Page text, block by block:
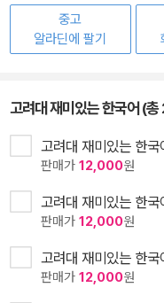
중고
알라딘에 팔기
고려대 재미있는 한국어 (
고려대 재미있는 한
판매가 12,000원
고려대 재미있는 한
판매가 12,000원
고려대 재미있는 한
판매가 12,000원